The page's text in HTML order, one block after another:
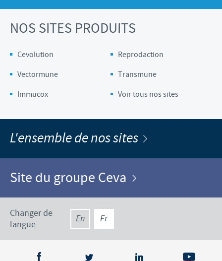
NOS SITES PRODUITS
Cevolution
Reprodaction
Vectormune
Transmune
Immucox
Voir tous nos sites
L'ensemble de nos sites
Site du groupe Ceva
Changer de
langue
En Fr